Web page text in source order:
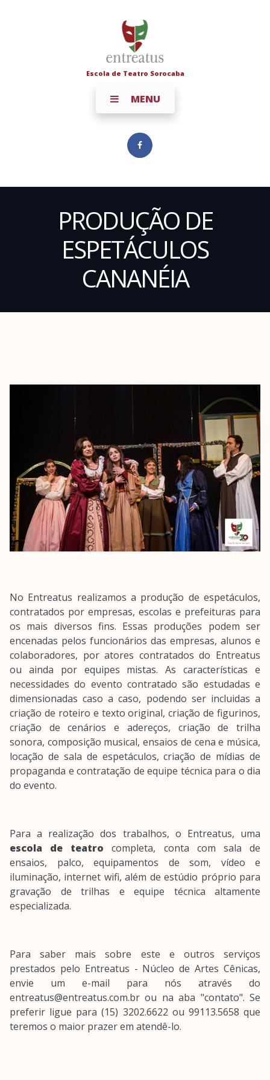
Escola de Teatro Sorocaba
MENU
PRODUÇÃO DE
ESPETÁCULOS
CANANÉIA
No Entreatus realizamos a produção de espetáculos,
contratados por empresas, escolas e prefeituras para
os mais diversos fins. Essas produções podem ser
encenadas pelos funcionários das empresas, alunos e
colaboradores, por atores contratados do Entreatus
ou ainda por equipes mistas. As características e
necessidades do evento contratado são estudadas e
dimensionadas caso a caso, podendo ser incluidas a
criação de roteiro e texto original, criação de figurinos,
criação de cenários e adereços, criação de trilha
sonora, composição musical, ensaios de cena e música,
locação de sala de espetáculos, criação de mídias de
propaganda e contratação de equipe técnica para o dia
do evento.
Para a realização dos trabalhos, o Entreatus, uma
escola de teatro completa, conta com sala de
ensaios, palco, equipamentos de som, vídeo e
iluminação, internet wifi, além de estúdio próprio para
gravação de trilhas e equipe técnica altamente
especializada.
Para saber mais sobre este e outros serviços
prestados pelo Entreatus - Núcleo de Artes Cênicas,
envie um e-mail para nós através do
entreatus@entreatus.com.br ou na aba "contato". Se
preferir ligue para (15) 3202.6622 ou 99113.5658 que
teremos o maior prazer em atendê-lo.